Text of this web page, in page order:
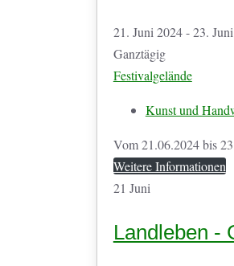
21. Juni 2024 - 23.
Ganztägig
Festivalgelände
Kunst und
Vom 21.06.2024 bis
Weitere Informationen
21 Juni
Landleben -